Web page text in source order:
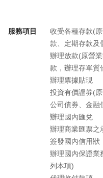
服務項目
收受各種存款(
款、定期存款及
辦理放款(原營
款，辦理存單質
辦理票據貼現
投資有價證券(
公司債券、金融
辦理國內匯兌
辦理商業匯票之
簽發國內信用狀
辦理國內保證業
列本項)